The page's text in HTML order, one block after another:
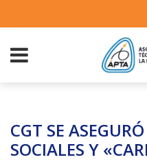
CGT SE
SOCIALES Y